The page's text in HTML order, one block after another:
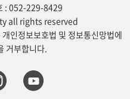
: 052-229-8429
all rights reserved
인정보보호법 및 정보통신망법에
거부합니다.